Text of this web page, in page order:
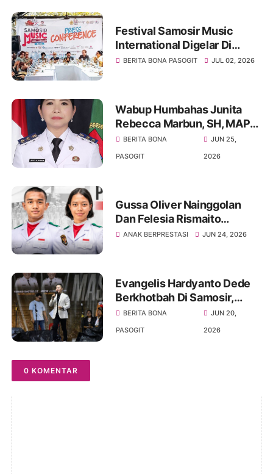
Festival Samosir Music
International Digelar Di
Tuktuk Siadong Dan Menjadi
BERITA BONA PASOGIT JUL 02, 2026
Wabup Humbahas Junita
Rebecca Marbun, SH, MAP
Layangkan Somasi Kepada
Bupati Minim Terlibat Dalam
BERITA BONA
PASOGIT
JUN 25,
2026
Gussa Oliver Nainggolan
Dan Felesia Rismaito
Munthe Harumkan Nama
ANAK BERPRESTASI JUN 24, 2026
Evangelis Hardyanto Dede
Berkhotbah Di Samosir,
Bupati Pembangunan
Infrastruktur Dan Rohani
BERITA BONA
PASOGIT
JUN 20,
2026
0 KOMENTAR